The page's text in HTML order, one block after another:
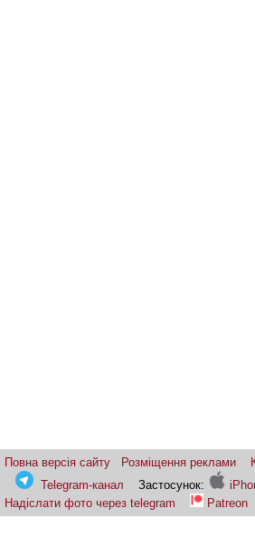
Повна версія сайту Розміщення реклами
Telegram-канал
Застосунок:
Надіслати фото через telegram
Patreon